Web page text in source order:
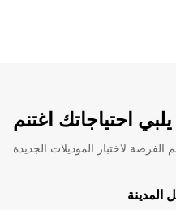
احتياجاتك اغتنم
الفرصة لاختبار الموديلات الجديدة
المدينة